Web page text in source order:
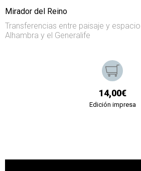
Mirador del Reino
Transferencias entre paisaje y
Alhambra y el Generalife
14,00€
Edición impresa